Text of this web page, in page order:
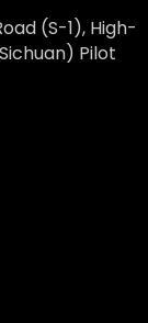
Road (S-1), High-
Pilot